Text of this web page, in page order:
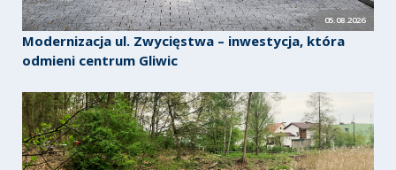
05.08.2026
Modernizacja ul. Zwycięstwa – inwestycja, która
odmieni centrum Gliwic